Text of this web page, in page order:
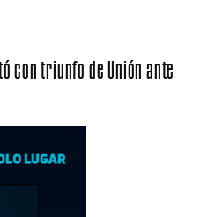
con triunfo de Unión ante